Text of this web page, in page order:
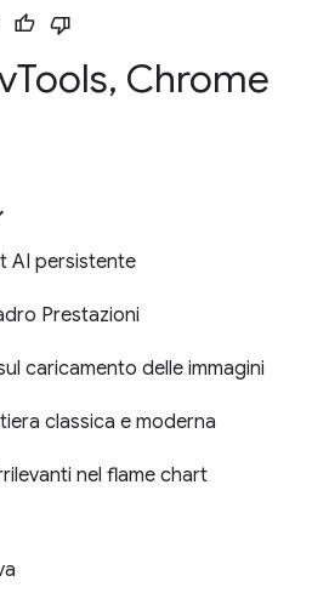
Tools, Chrome
AI persistente
Prestazioni
caricamento delle immagini
classica e moderna
nel flame chart